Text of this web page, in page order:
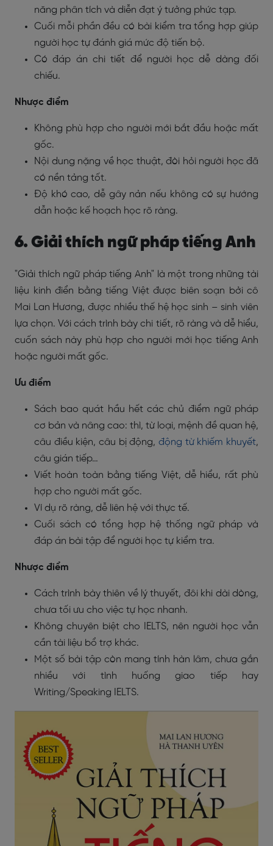
năng phân tích và diễn đạt ý tưởng phức tạp.
Cuối mỗi phần đều có bài kiểm tra tổng hợp giúp
người học tự đánh giá mức độ tiến bộ.
Có đáp án chi tiết để người học dễ dàng đối
chiếu.
Nhược điểm
Không phù hợp cho người mới bắt đầu hoặc mất
gốc.
Nội dung nặng về học thuật, đòi hỏi người học đã
có nền tảng tốt.
Độ khó cao, dễ gây nản nếu không có sự hướng
dẫn hoặc kế hoạch học rõ ràng.
6. Giải thích ngữ pháp tiếng Anh
"Giải thích ngữ pháp tiếng Anh" là một trong những tài
liệu kinh điển bằng tiếng Việt được biên soạn bởi cô
Mai Lan Hương, được nhiều thế hệ học sinh – sinh viên
lựa chọn. Với cách trình bày chi tiết, rõ ràng và dễ hiểu,
cuốn sách này phù hợp cho người mới học tiếng Anh
hoặc người mất gốc.
Ưu điểm
Sách bao quát hầu hết các chủ điểm ngữ pháp
cơ bản và nâng cao: thì, từ loại, mệnh đề quan hệ,
câu điều kiện, câu bị động, động từ khiếm khuyết,
câu gián tiếp…
Viết hoàn toàn bằng tiếng Việt, dễ hiểu, rất phù
hợp cho người mất gốc.
Ví dụ rõ ràng, dễ liên hệ với thực tế.
Cuối sách có tổng hợp hệ thống ngữ pháp và
đáp án bài tập để người học tự kiểm tra.
Nhược điểm
Cách trình bày thiên về lý thuyết, đôi khi dài dòng,
chưa tối ưu cho việc tự học nhanh.
Không chuyên biệt cho IELTS, nên người học vẫn
cần tài liệu bổ trợ khác.
Một số bài tập còn mang tính hàn lâm, chưa gắn
nhiều với tình huống giao tiếp hay
Writing/Speaking IELTS.